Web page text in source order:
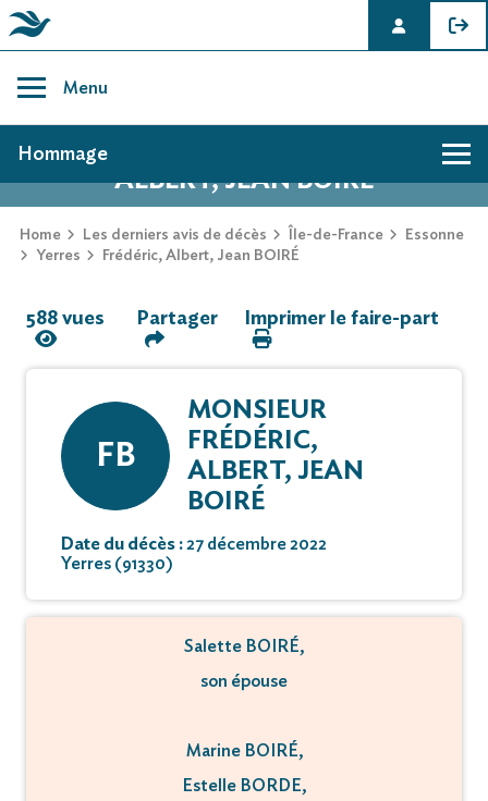
content
Menu
AVIS DE DÉCÈS DE FRÉDÉRIC,
ALBERT, JEAN BOIRÉ
Home Les derniers avis de décès Île-de-France
Essonne
Yerres
Frédéric, Albert, Jean BOIRÉ
Hommage
588 vues Partager Imprimer le faire-part
FB
MONSIEUR
FRÉDÉRIC,
ALBERT, JEAN
BOIRÉ
Date du décès :27 décembre 2022
Yerres (91330)
Salette BOIRÉ,
son épouse
Marine BOIRÉ,
Estelle BORDE,